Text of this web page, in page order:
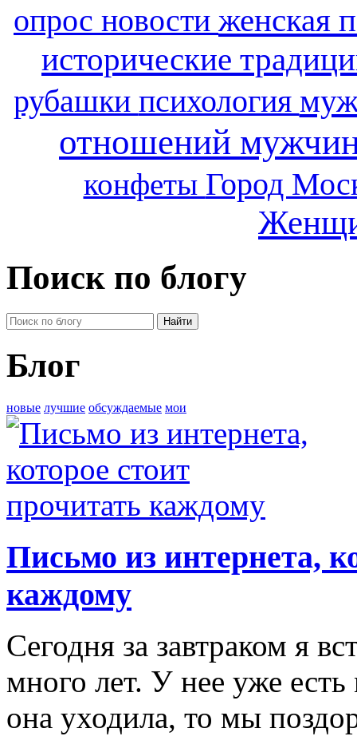
опрос новостиженская
исторические
рубашки психология
отношений
конфеты Город
Поиск по блогу
Блог
новые лучшие обсуждаемые мои
Письмо из интернета,
каждому
Сегодня за завтраком я
много лет. У нее уже
она уходила, то мы